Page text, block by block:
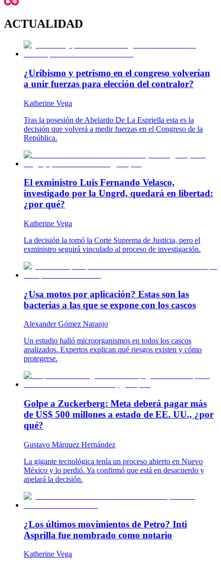
ACTUALIDAD
¿Uribismo y petrismo en el congreso volverían
a unir fuerzas para elección del contralor?
Katherine Vega
Tras la posesión de Abelardo De La Espriella esta es la
decisión que volverá a medir fuerzas en el Congreso de la
República.
El exministro Luis Fernando Velasco,
investigado por la Ungrd, quedará en libertad:
¿por qué?
Katherine Vega
La decisión la tomó la Corte Suprema de Justicia, pero el
exministro seguirá vinculado al proceso de investigación.
¿Usa motos por aplicación? Estas son las
bacterias a las que se expone con los cascos
Alexander Gómez Naranjo
Un estudio halló microorganismos en todos los cascos
analizados. Expertos explican qué riesgos existen y cómo
protegerse.
Golpe a Zuckerberg: Meta deberá pagar más
de US$ 500 millones a estado de EE. UU., ¿por
qué?
Gustavo Márquez Hernández
La gigante tecnológica tenía un proceso abierto en Nuevo
México y lo perdió. Ya confirmó que está en desacuerdo y
apelará la decisión.
¿Los últimos movimientos de Petro? Inti
Asprilla fue nombrado como notario
Katherine Vega